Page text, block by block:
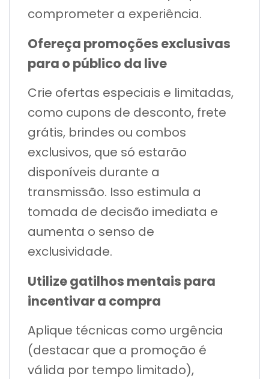
comprometer a experiência.
Ofereça promoções exclusivas
para o público da live
Crie ofertas especiais e limitadas,
como cupons de desconto, frete
grátis, brindes ou combos
exclusivos, que só estarão
disponíveis durante a
transmissão. Isso estimula a
tomada de decisão imediata e
aumenta o senso de
exclusividade.
Utilize gatilhos mentais para
incentivar a compra
Aplique técnicas como urgência
(destacar que a promoção é
válida por tempo limitado),